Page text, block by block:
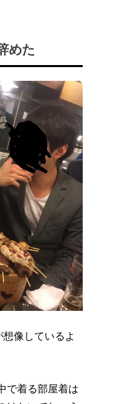
めた
像しているよ
で着る部屋着は